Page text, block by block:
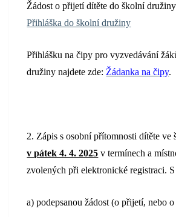
Žádost o přijetí dítěte do školní
Přihláška do školní družiny
Přihlášku na čipy pro vyzvedávání
družiny najdete zde: Žádanka na čipy.
2. Zápis s osobní přítomnosti dítěte ve
v pátek 4. 4. 2025 v termínech a
zvolených při elektronické registraci. S
a) podepsanou žádost (o přijetí, nebo